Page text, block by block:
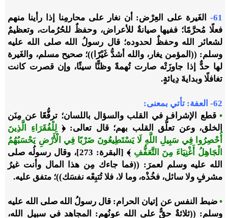
61-
الغَيرة على العِرْض: أن نغار على محارمِنا إذا رأينا منهم
فعلًا مُحرَّمًا؛ ففيها صيانةٌ للأعراض، وحفظٌ للحُرُمات، وتعظيمٌ
لشعائر الله وحفظٌ لحدوده؛ قال رسولُ الله صلى الله عليه
وسلم: ((المؤمن يغار، والله أشدُّ غَيْرًا))؛ صحيح مسلم، والغَيرة
لها حدٌّ إذا جاوزَتْه صارت تُهمةً وظنًّا سيئًا، وإن قصرت كانت
تغافلًا وبدايةَ دِياثةٍ.
62- العفة: تأتي بمعنى:
•قطع الإشراف في القلب والسؤال باللسان؛ ترفُّعًا عن مِنَن
الخلق، وعن تعلُّق القلب بهم؛ قال تعالى: ﴿ لِلْفُقَرَاءِ الَّذِينَ
أُحْصِرُوا فِي سَبِيلِ اللَّهِ لَا يَسْتَطِيعُونَ ضَرْبًا فِي الْأَرْضِ يَحْسَبُهُمُ
الْجَاهِلُ أَغْنِيَاءَ مِنَ التَّعَفُّفِ
﴾ [البقرة: 273]، وقال رسولُه صلى
الله عليه وسلم لعمرَ: ((فما جاءك مِن هذا المال وأنت غيرُ
مشرفٍ ولا سائل، فخُذْه، وما لا، فلا تُتبِعْه نفسَك))؛ متفق عليه.
•ضبط النفس عن إتيان الحرام: قال رسولُ الله صلى الله عليه
وسلم: ((ثلاثةٌ حقٌّ على الله عونُهم: المجاهد في سبيل الله،